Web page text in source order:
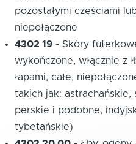
pozostałymi częściami
niepołączone
4302 19 - Skóry
wykończone, włącznie z
łapami, całe,
takich jak: astrachańskie,
perskie i podobne,
tybetańskie)